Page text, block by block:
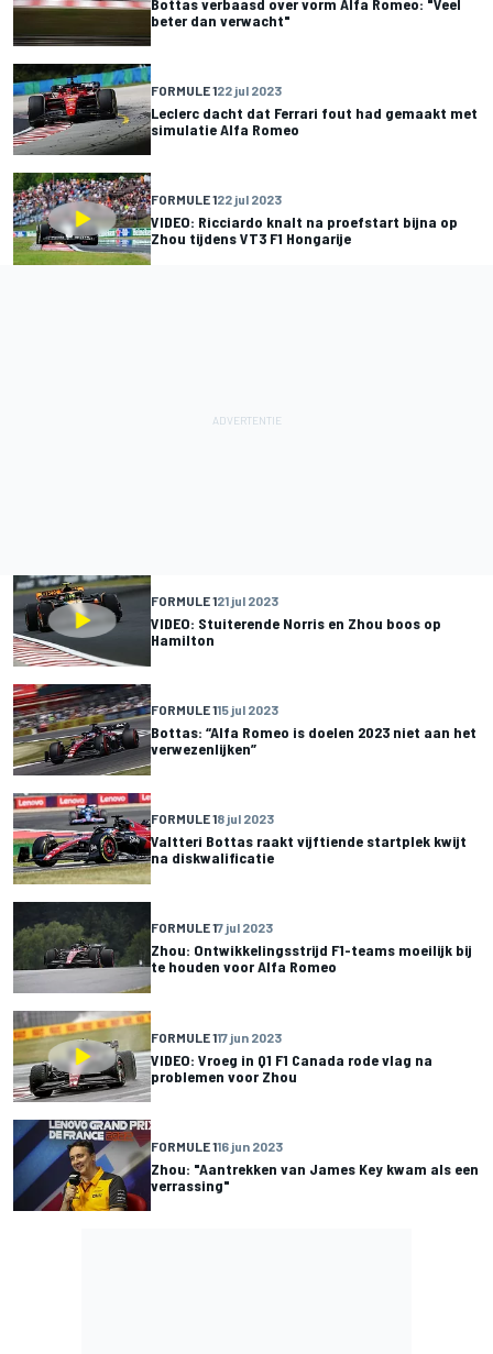
beter dan verwacht"
FORMULE 122 jul 2023
Leclerc dacht dat Ferrari fout had gemaakt met
simulatie Alfa Romeo
FORMULE 122 jul 2023
VIDEO: Ricciardo knalt na proefstart bijna op
Zhou tijdens VT3 F1 Hongarije
FORMULE 121 jul 2023
VIDEO: Stuiterende Norris en Zhou boos op
Hamilton
FORMULE 115 jul 2023
Bottas: “Alfa Romeo is doelen 2023 niet aan het
verwezenlijken”
FORMULE 18 jul 2023
Valtteri Bottas raakt vijftiende startplek kwijt
na diskwalificatie
FORMULE 17 jul 2023
Zhou: Ontwikkelingsstrijd F1-teams moeilijk bij
te houden voor Alfa Romeo
FORMULE 117 jun 2023
VIDEO: Vroeg in Q1 F1 Canada rode vlag na
problemen voor Zhou
FORMULE 116 jun 2023
Zhou: "Aantrekken van James Key kwam als een
verrassing"